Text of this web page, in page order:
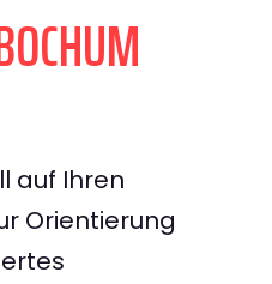
auf Ihren
Orientierung